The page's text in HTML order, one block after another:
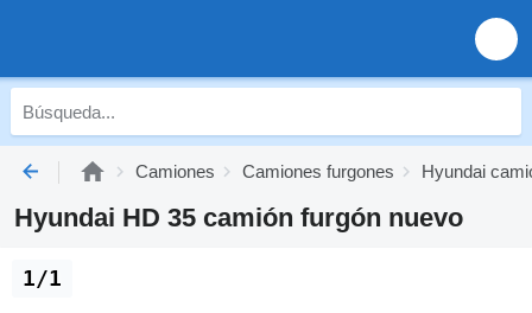
Camiones Camiones furgones Hyundai
Hyundai HD 35 camión furgón nuevo
1/1